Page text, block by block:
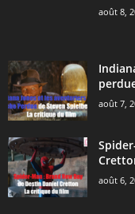
août 8,
août 7,
août 6,